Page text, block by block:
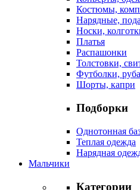
Костюмы,
Нарядные,
Носки,
Платья
Распашонки
Толстовки,
Футболки,
Шорты, капри
Подборки
Однотонная
Теплая одежда
Нарядная
Мальчики
Категории